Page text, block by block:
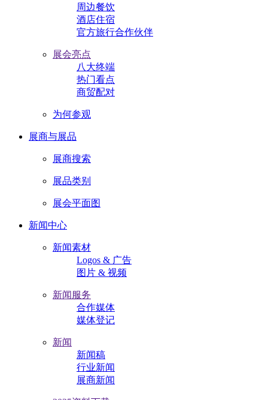
周边餐饮
酒店住宿
官方旅行合作伙伴
展会亮点
八大终端
热门看点
商贸配对
为何参观
展商与展品
展商搜索
展品类别
展会平面图
新闻中心
新闻素材
Logos & 广告
图片 & 视频
新闻服务
合作媒体
媒体登记
新闻
新闻稿
行业新闻
展商新闻